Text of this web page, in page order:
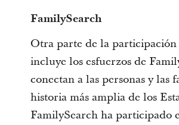
FamilySearch
Otra parte de la participación
incluye los esfuerzos de
conectan a las personas y las
historia más amplia de los
FamilySearch ha participado